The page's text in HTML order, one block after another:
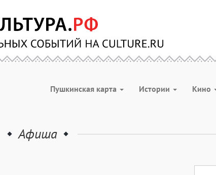
Пушкинская карта Истории Кино
Афиша